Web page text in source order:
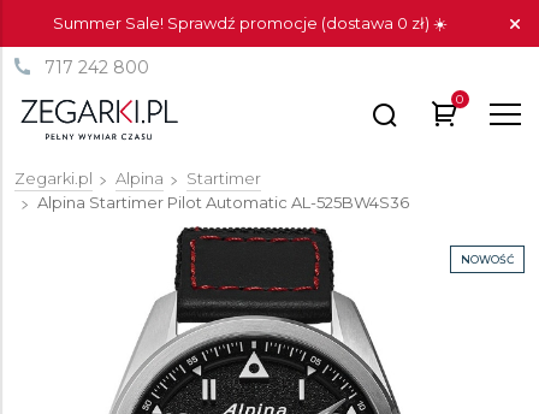
Summer Sale! Sprawdź promocje (dostawa 0 zł) ☀️
717 242 800
0
Zegarki.pl Alpina
Startimer
Alpina Startimer Pilot Automatic AL-525BW4S36
NOWOŚĆ